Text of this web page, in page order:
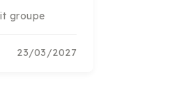
groupe
23/03/2027